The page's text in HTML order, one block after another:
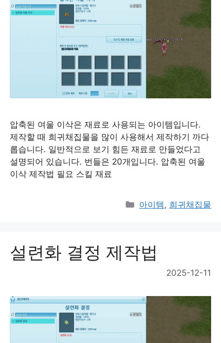
압축된 여울 이삭은 재료로 사용되는 아이템입니다.
제작할 때 희귀채집물을 많이 사용해서 제작하기 까다
롭습니다. 일반적으로 보기 힘든 재료로 만들었다고
설명되어 있습니다. 번들은 20개입니다. 압축된 여울
이삭 제작법 필요 스킬 재료
Categories
아이템, 희귀채집물
설련화 결정 제작법
2025-12-11